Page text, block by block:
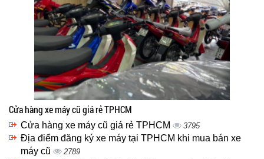
Cửa hàng xe máy cũ giá rẻ TPHCM
Cửa hàng xe máy cũ giá rẻ TPHCM 3795
Địa điểm đăng ký xe máy tại TPHCM khi mua bán xe
máy cũ
2789